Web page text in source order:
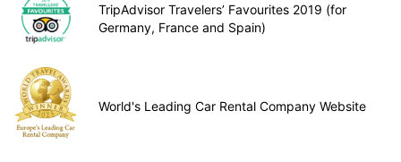
TripAdvisor Travelers’ Favourites 2019 (for
Germany, France and Spain)
World's Leading Car Rental Company Website